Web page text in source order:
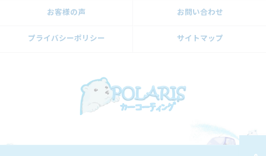
お客様の声 お問い合わせ
プライバシーポリシー サイトマップ